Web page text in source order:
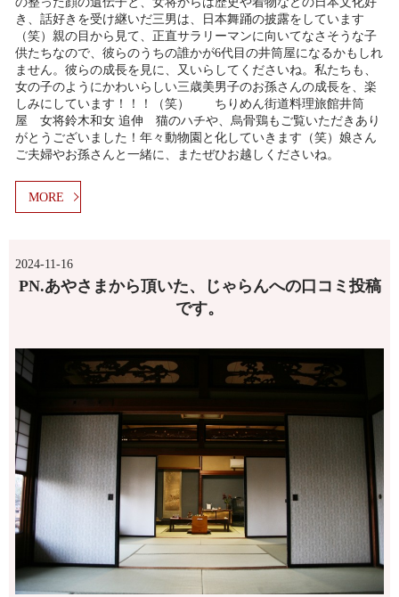
き、話好きを受け継いだ三男は、日本舞踊の披露をしています
（笑）親の目から見て、正直サラリーマンに向いてなさそうな子
供たちなので、彼らのうちの誰かが6代目の井筒屋になるかもしれ
ません。彼らの成長を見に、又いらしてくださいね。私たちも、
女の子のようにかわいらしい三歳美男子のお孫さんの成長を、楽
しみにしています！！！（笑） ちりめん街道料理旅館井筒
屋 女将鈴木和女 追伸 猫のハチや、烏骨鶏もご覧いただきあり
がとうございました！年々動物園と化していきます（笑）娘さん
ご夫婦やお孫さんと一緒に、またぜひお越しくださいね。
MORE
2024-11-16
PN.あやさまから頂いた、じゃらんへの口コミ投稿
です。